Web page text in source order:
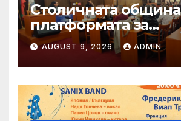
Столичната
платформата за
граждански
Sofia
AUGUST 9, 2026 ADMIN